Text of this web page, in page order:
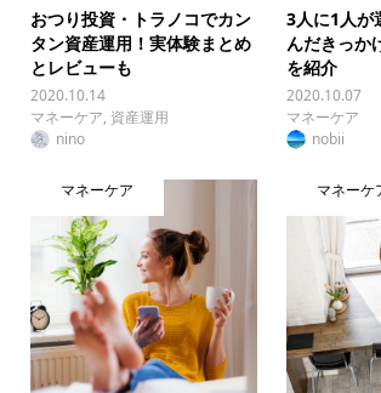
おつり投資・トラノコでカン
タン資産運用！実体験まとめ
とレビューも
2020.10.14
マネーケア, 資産運用
nino
3人に1人が
んだきっか
を紹介
2020.10.07
マネーケア
nobii
マネーケア マネーケ